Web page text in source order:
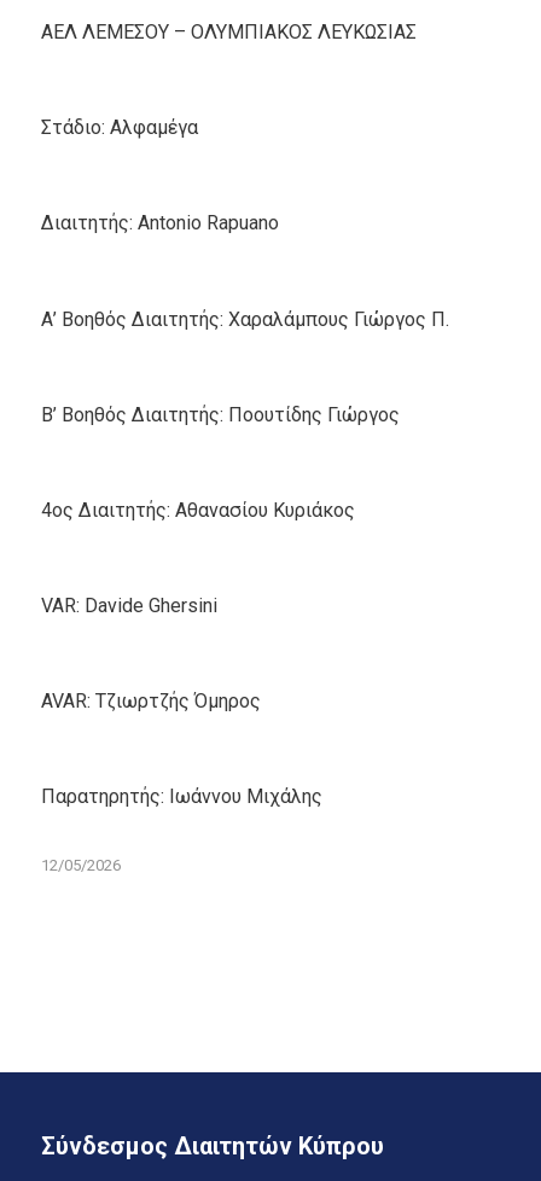
ΑΕΛ ΛΕΜΕΣΟΥ – ΟΛΥΜΠΙΑΚΟΣ ΛΕΥΚΩΣΙΑΣ
Στάδιο: Αλφαμέγα
Διαιτητής: Antonio Rapuano
Α’ Βοηθός Διαιτητής: Χαραλάμπους Γιώργος Π.
Β’ Βοηθός Διαιτητής: Ποουτίδης Γιώργος
4ος Διαιτητής: Αθανασίου Κυριάκος
VAR: Davide Ghersini
AVAR: Τζιωρτζής Όμηρος
Παρατηρητής: Ιωάννου Μιχάλης
12/05/2026
Σύνδεσμος Διαιτητών Κύπρου